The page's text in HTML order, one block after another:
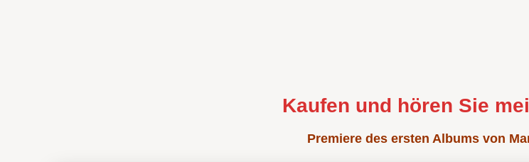
Kaufen und hören Sie
Premiere des ersten Albums von